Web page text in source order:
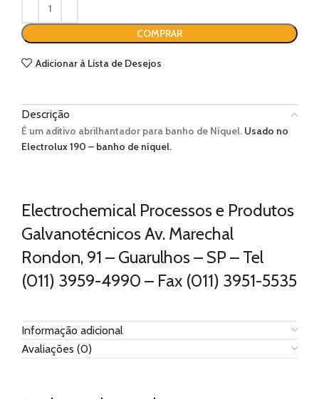
COMPRAR
Adicionar à Lista de Desejos
Descrição
É um aditivo abrilhantador para banho de Níquel. Usado no
Electrolux 190 – banho de níquel.
Electrochemical Processos e Produtos
Galvanotécnicos Av. Marechal
Rondon, 91 – Guarulhos – SP – Tel
(011) 3959-4990 – Fax (011) 3951-5535
Informação adicional
Avaliações (0)